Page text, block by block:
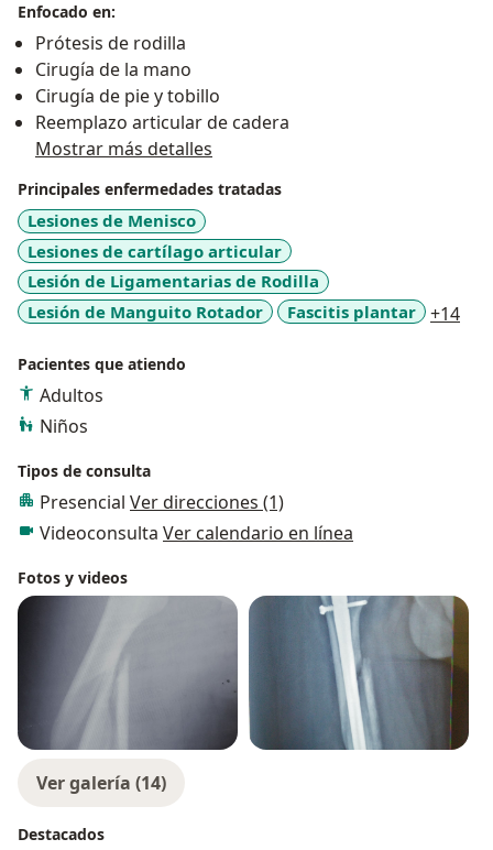
UNIVERSIDAD DE TUCUMAN, ARGENTINA.
Enfocado en:
Prótesis de rodilla
Cirugía de la mano
Cirugía de pie y tobillo
Reemplazo articular de cadera
Mostrar más detalles
Principales enfermedades tratadas
Lesiones de Menisco
Lesiones de cartílago articular
Lesión de Ligamentarias de Rodilla
Lesión de Manguito Rotador
Fascitis plantar +14
Pacientes que atiendo
Adultos
Niños
Tipos de consulta
Presencial Ver direcciones (1)
Videoconsulta Ver calendario en línea
Fotos y videos
Ver galería (14)
Destacados